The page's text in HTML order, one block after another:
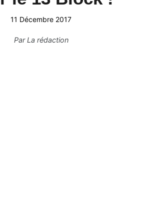
11 Décembre 2017
ParLa rédaction